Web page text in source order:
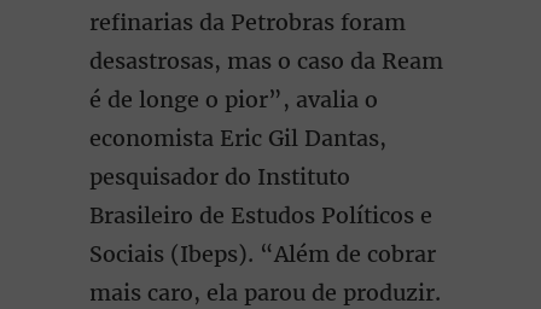
refinarias da Petrobras foram
desastrosas, mas o caso da Ream
é de longe o pior”, avalia o
economista Eric Gil Dantas,
pesquisador do Instituto
Brasileiro de Estudos Políticos e
Sociais (Ibeps). “Além de cobrar
mais caro, ela parou de produzir.